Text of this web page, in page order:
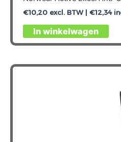
€10,20excl. BTW | €12,34
In winkelwagen
Dit
optie